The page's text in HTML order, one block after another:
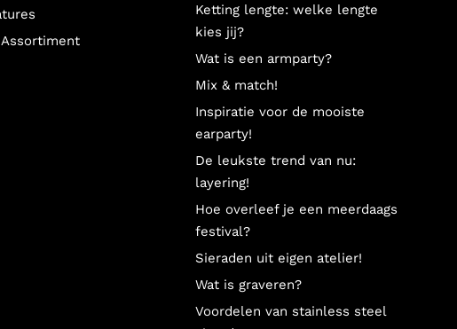
Assortiment
Ketting lengte: welke lengte
kies jij?
Wat is een armparty?
Mix & match!
Inspiratie voor de mooiste
earparty!
De leukste trend van nu:
layering!
Hoe overleef je een meerdaags
festival?
Sieraden uit eigen atelier!
Wat is graveren?
Voordelen van stainless steel